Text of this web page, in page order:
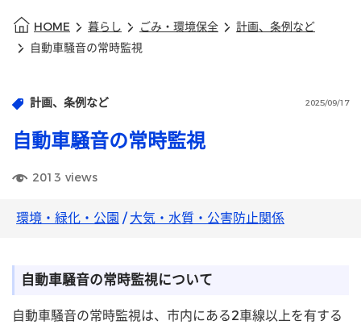
HOME 暮らし ごみ・環境保全
計画、条例など
自動車騒音の常時監視
計画、条例など 2025/09/17
自動車騒音の常時監視
2013 views
環境・緑化・公園 /大気・水質・公害防止関係
自動車騒音の常時監視について
自動車騒音の常時監視は、市内にある2車線以上を有する